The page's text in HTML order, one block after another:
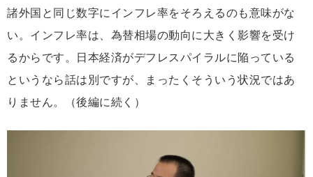
諸外国と同じ数字にインフレ率をそろえるのも意味がな
い。インフレ率は、為替相場の動向に大きく影響を受け
るからです。日本経済がデフレスパイラルに陥っている
というなら話は別ですが、まったくそういう状況ではあ
りません。（後編に続く）